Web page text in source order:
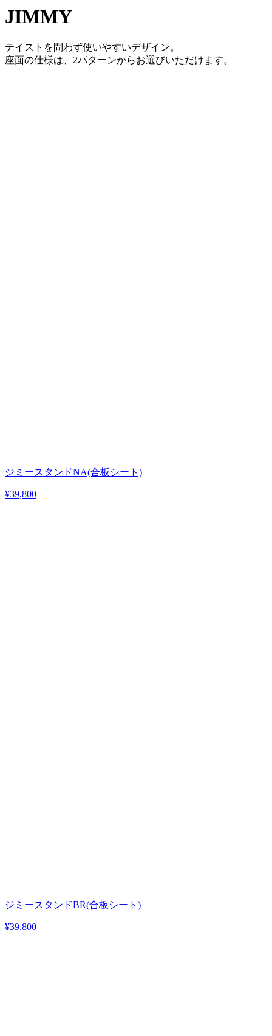
JIMMY
テイストを問わず使いやすいデザイン。
座面の仕様は、2パターンからお選びいただけます。
ジミースタンドNA(合板シート)
¥39,800
ジミースタンドBR(合板シート)
¥39,800